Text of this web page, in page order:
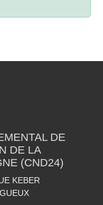
DE
DE LA
(CND24)
KEBER